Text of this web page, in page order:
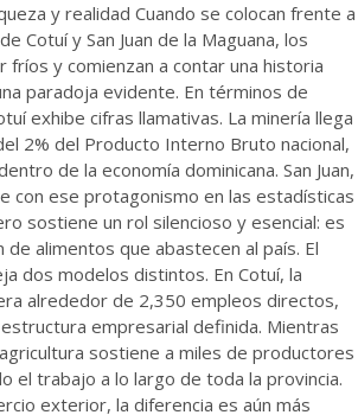
y realidad Cuando se colocan frente a
Cotuí y San Juan de la Maguana, los
fríos y comienzan a contar una historia
paradoja evidente. En términos de
exhibe cifras llamativas. La minería llega
2% del Producto Interno Bruto nacional,
de la economía dominicana. San Juan,
con ese protagonismo en las estadísticas
sostiene un rol silencioso y esencial: es
de alimentos que abastecen al país. El
dos modelos distintos. En Cotuí, la
alrededor de 2,350 empleos directos,
empresarial definida. Mientras
agricultura sostiene a miles de productores
el trabajo a lo largo de toda la provincia.
exterior, la diferencia es aún más